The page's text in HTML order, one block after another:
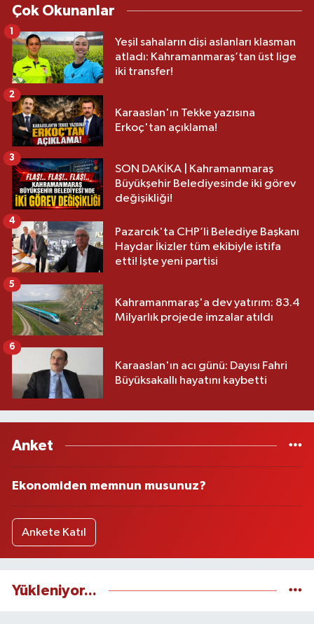
Çok Okunanlar
Yeşil sahaların dişi aslanları klasman
atladı: Kahramanmaraş’tan üst lige
iki transfer!
1
Karaaslan'ın Tekke yazısına
Erkoç'tan açıklama!
2
SON DAKİKA | Kahramanmaraş
Büyükşehir Belediyesinde iki görev
değişikliği!
3
Pazarcık'ta CHP’li Belediye Başkanı
Haydar İkizler tüm ekibiyle istifa
etti! İşte yeni partisi
4
Kahramanmaraş'a dev yatırım: 83.4
Milyarlık projede imzalar atıldı
5
Karaaslan'ın acı günü: Dayısı Fahri
Büyüksakallı hayatını kaybetti
6
Anket
Ekonomiden memnun musunuz?
Ankete Katıl
Yükleniyor...